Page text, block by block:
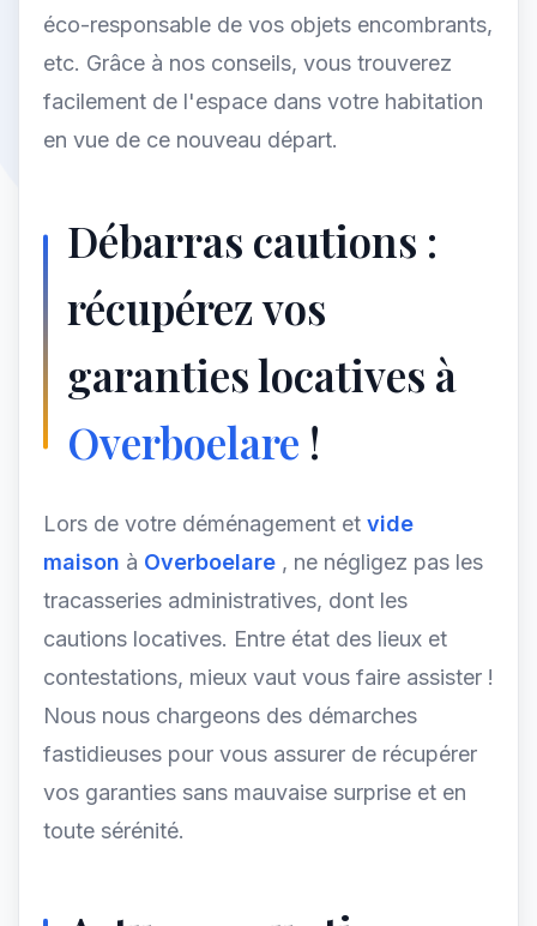
éco-responsable de vos objets encombrants,
etc. Grâce à nos conseils, vous trouverez
facilement de l'espace dans votre habitation
en vue de ce nouveau départ.
Débarras cautions :
récupérez vos
garanties locatives à
Overboelare !
Lors de votre déménagement et vide
maison à Overboelare , ne négligez pas les
tracasseries administratives, dont les
cautions locatives. Entre état des lieux et
contestations, mieux vaut vous faire assister !
Nous nous chargeons des démarches
fastidieuses pour vous assurer de récupérer
vos garanties sans mauvaise surprise et en
toute sérénité.